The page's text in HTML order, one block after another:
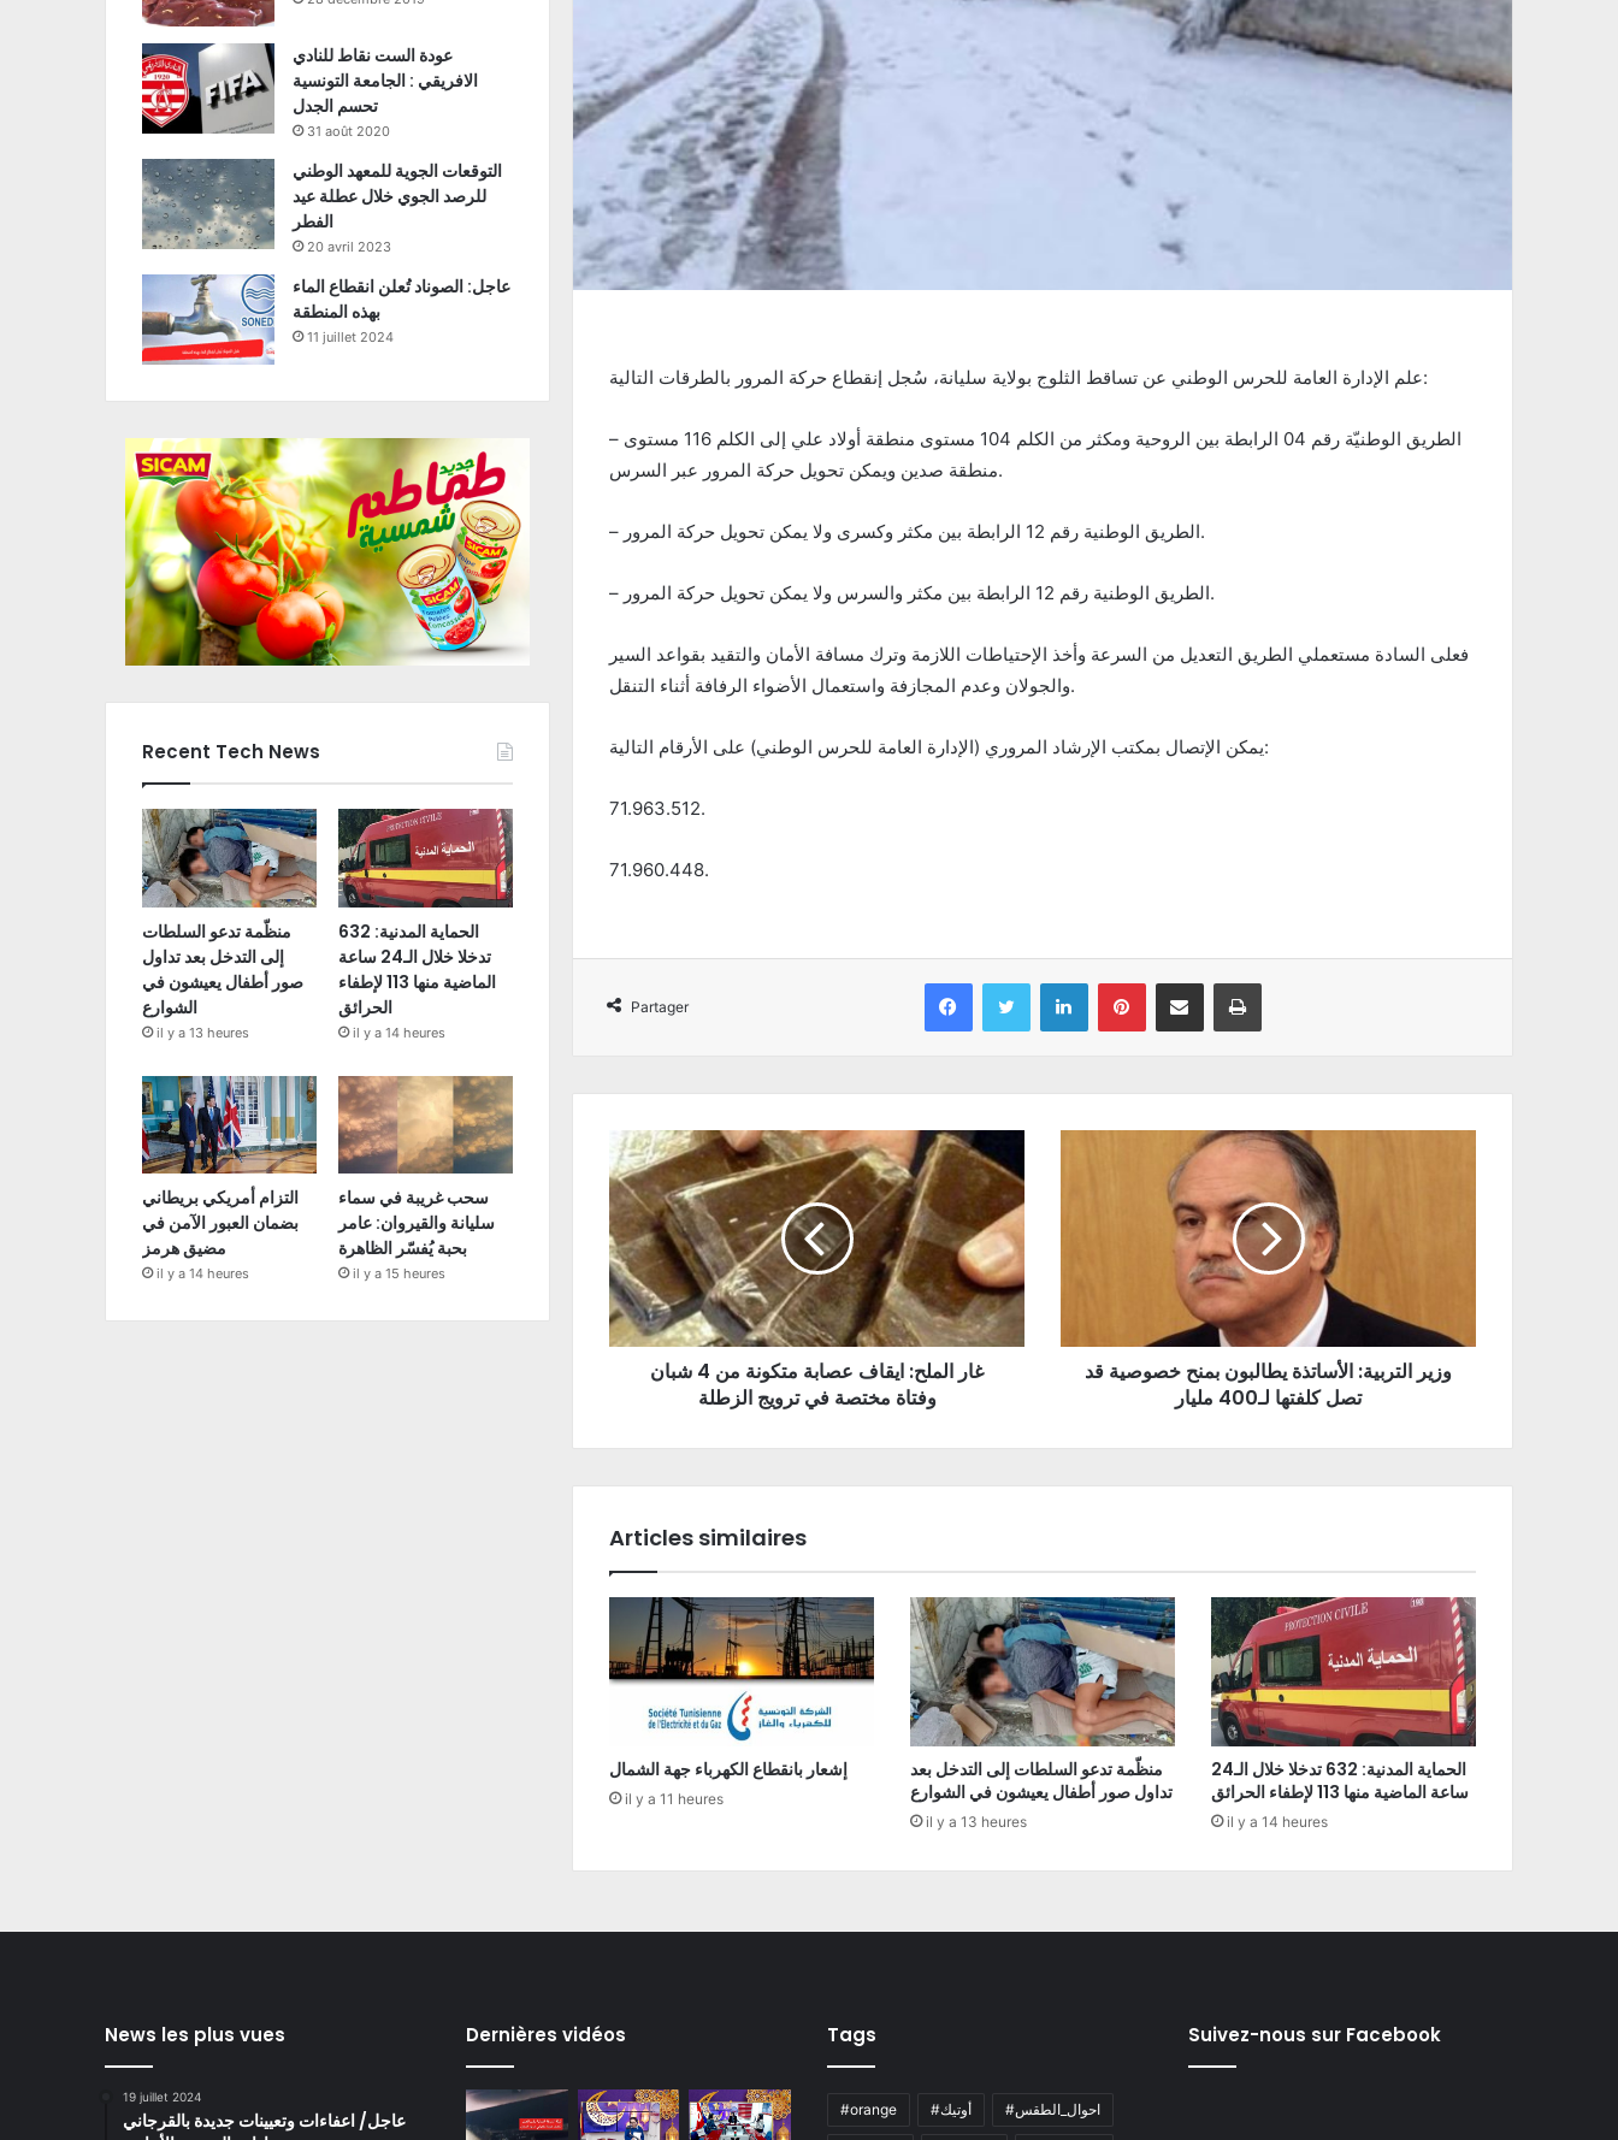
علم الإدارة العامة للحرس الوطني عن تساقط الثلوج بولاية سليانة، سُجل إنقطاع حركة المرور بالطرقات التالية:
– الطريق الوطنيّة رقم 04 الرابطة بين الروحية ومكثر من الكلم 104 مستوى منطقة أولاد علي إلى الكلم 116 مستوى
منطقة صدين ويمكن تحويل حركة المرور عبر السرس.
– الطريق الوطنية رقم 12 الرابطة بين مكثر وكسرى ولا يمكن تحويل حركة المرور.
– الطريق الوطنية رقم 12 الرابطة بين مكثر والسرس ولا يمكن تحويل حركة المرور.
فعلى السادة مستعملي الطريق التعديل من السرعة وأخذ الإحتياطات اللازمة وترك مسافة الأمان والتقيد بقواعد السير
والجولان وعدم المجازفة واستعمال الأضواء الرفافة أثناء التنقل.
يمكن الإتصال بمكتب الإرشاد المروري (الإدارة العامة للحرس الوطني) على الأرقام التالية:
71.963.512.
71.960.448.
Partager
Facebook Twitter Linkedin Pinterest Partager par email Imprimer
غار الملح: ايقاف عصابة متكونة من 4 شبان
وفتاة مختصة في ترويج الزطلة
وزير التربية: الأساتذة يطالبون بمنح خصوصية قد
تصل كلفتها لـ400 مليار
Articles similaires
إشعار بانقطاع الكهرباء جهة الشمال
il y a 11 heures
منظّمة تدعو السلطات إلى التدخل بعد
تداول صور أطفال يعيشون في الشوارع
il y a 13 heures
الحماية المدنية: 632 تدخلا خلال الـ24
ساعة الماضية منها 113 لإطفاء الحرائق
il y a 14 heures
عودة الست نقاط للنادي
الافريقي : الجامعة التونسية
تحسم الجدل
31 août 2020
التوقعات الجوية للمعهد الوطني
للرصد الجوي خلال عطلة عيد
الفطر
20 avril 2023
عاجل: الصوناد تُعلن انقطاع الماء
بهذه المنطقة
11 juillet 2024
Recent Tech News
منظّمة تدعو السلطات
إلى التدخل بعد تداول
صور أطفال يعيشون في
الشوارع
il y a 13 heures
الحماية المدنية: 632
تدخلا خلال الـ24 ساعة
الماضية منها 113 لإطفاء
الحرائق
il y a 14 heures
التزام أمريكي بريطاني
بضمان العبور الآمن في
مضيق هرمز
il y a 14 heures
سحب غريبة في سماء
سليانة والقيروان: عامر
بحبة يُفسّر الظاهرة
il y a 15 heures
News les plus vues
19 juillet 2024
عاجل/ اعفاءات وتعيينات جديدة بالقرجاني
Dernières vidéos Tags
#orange #أوتيك #احوال_الطقس
Suivez-nous sur Facebook